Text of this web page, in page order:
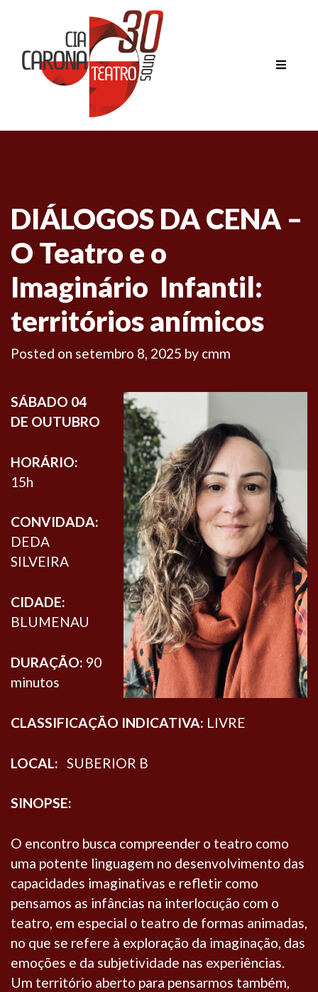
DIÁLOGOS DA CENA –
O Teatro e o
Imaginário Infantil:
territórios anímicos
Posted on setembro 8, 2025 by cmm
SÁBADO 04
DE OUTUBRO
HORÁRIO:
15h
CONVIDADA:
DEDA
SILVEIRA
CIDADE:
BLUMENAU
DURAÇÃO: 90
minutos
CLASSIFICAÇÃO INDICATIVA: LIVRE
LOCAL: SUBERIOR B
SINOPSE:
O encontro busca compreender o teatro como
uma potente linguagem no desenvolvimento das
capacidades imaginativas e refletir como
pensamos as infâncias na interlocução com o
teatro, em especial o teatro de formas animadas,
no que se refere à exploração da imaginação, das
emoções e da subjetividade nas experiências.
Um território aberto para pensarmos também,